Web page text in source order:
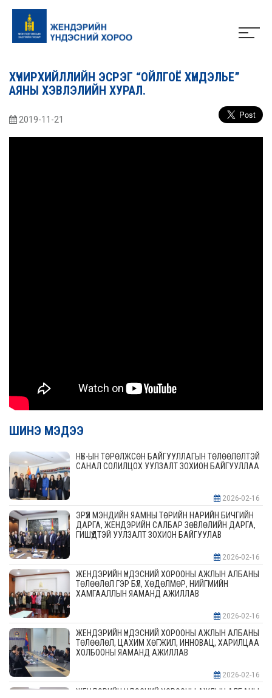
ХҮЧИРХИЙЛЛИЙН ЭСРЭГ “ОЙЛГОЁ ХҮНДЭЛЬЕ”
АЯНЫ ХЭВЛЭЛИЙН ХУРАЛ.
2019-11-21
ШИНЭ МЭДЭЭ
НҮБ-ЫН ТӨРӨЛЖСӨН БАЙГУУЛЛАГЫН ТӨЛӨӨЛӨЛТЭЙ
САНАЛ СОЛИЛЦОХ УУЛЗАЛТ ЗОХИОН БАЙГУУЛЛАА
2026-02-16
ЭРҮҮЛ МЭНДИЙН ЯАМНЫ ТӨРИЙН НАРИЙН БИЧГИЙН
ДАРГА, ЖЕНДЭРИЙН САЛБАР ЗӨВЛӨЛИЙН ДАРГА,
ГИШҮҮДТЭЙ УУЛЗАЛТ ЗОХИОН БАЙГУУЛАВ
2026-02-16
ЖЕНДЭРИЙН ҮНДЭСНИЙ ХОРООНЫ АЖЛЫН АЛБАНЫ
ТӨЛӨӨЛӨЛ ГЭР БҮЛ, ХӨДӨЛМӨР, НИЙГМИЙН
ХАМГААЛЛЫН ЯАМАНД АЖИЛЛАВ
2026-02-16
ЖЕНДЭРИЙН ҮНДЭСНИЙ ХОРООНЫ АЖЛЫН АЛБАНЫ
ТӨЛӨӨЛӨЛ, ЦАХИМ ХӨГЖИЛ, ИННОВАЦ, ХАРИЛЦАА
ХОЛБООНЫ ЯАМАНД АЖИЛЛАВ
2026-02-16
ЖЕНДЭРИЙН ҮНДЭСНИЙ ХОРООНЫ АЖЛЫН АЛБАНЫ